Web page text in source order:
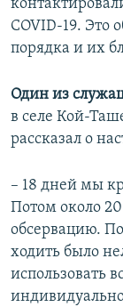
COVID-19. Это
порядка и их
Один из
в селе Кой-
рассказал о
– 18 дней мы
Потом около
обсервацию.
ходить было
использовать